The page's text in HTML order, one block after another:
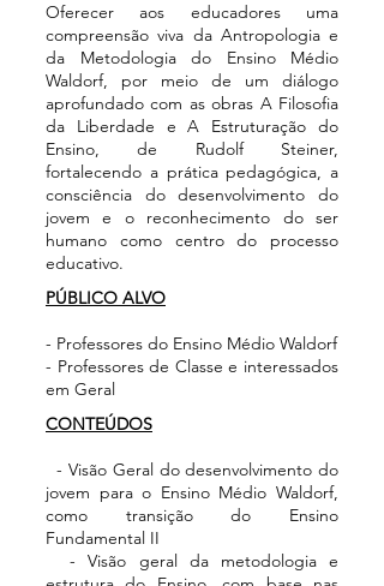
Oferecer aos educadores uma
compreensão viva da Antropologia e
da Metodologia do Ensino Médio
Waldorf, por meio de um diálogo
aprofundado com as obras A Filosofia
da Liberdade e A Estruturação do
Ensino, de Rudolf Steiner,
fortalecendo a prática pedagógica, a
consciência do desenvolvimento do
jovem e o reconhecimento do ser
humano como centro do processo
educativo.
PÚBLICO ALVO
- Professores do Ensino Médio Waldorf
- Professores de Classe e interessados
em Geral
CONTEÚDOS
- Visão Geral do desenvolvimento do
jovem para o Ensino Médio Waldorf,
como transição do Ensino
Fundamental II
- Visão geral da metodologia e